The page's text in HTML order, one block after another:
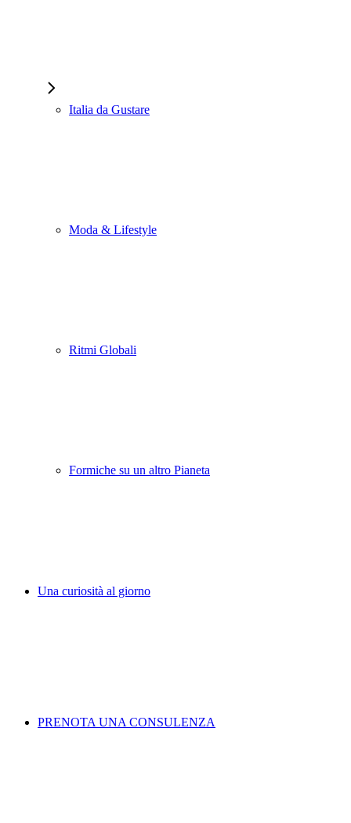
Italia da Gustare
Moda & Lifestyle
Ritmi Globali
Formiche su un altro Pianeta
Una curiosità al giorno
PRENOTA UNA CONSULENZA